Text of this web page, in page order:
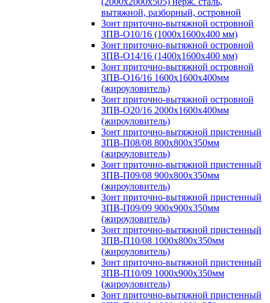
вытяжной, разборный, островной
Зонт приточно-вытяжной островной
ЗПВ-О10/16 (1000х1600х400 мм)
Зонт приточно-вытяжной островной
ЗПВ-О14/16 (1400х1600х400 мм)
Зонт приточно-вытяжной островной
ЗПВ-О16/16 1600х1600х400мм
(жироуловитель)
Зонт приточно-вытяжной островной
ЗПВ-О20/16 2000х1600х400мм
(жироуловитель)
Зонт приточно-вытяжной пристенный
ЗПВ-П08/08 800х800х350мм
(жироуловитель)
Зонт приточно-вытяжной пристенный
ЗПВ-П09/08 900х800х350мм
(жироуловитель)
Зонт приточно-вытяжной пристенный
ЗПВ-П09/09 900х900х350мм
(жироуловитель)
Зонт приточно-вытяжной пристенный
ЗПВ-П10/08 1000х800х350мм
(жироуловитель)
Зонт приточно-вытяжной пристенный
ЗПВ-П10/09 1000х900х350мм
(жироуловитель)
Зонт приточно-вытяжной пристенный